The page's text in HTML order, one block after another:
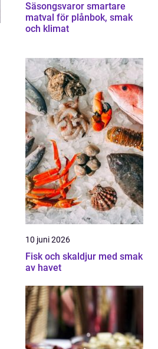
Säsongsvaror smartare
matval för plånbok, smak
och klimat
10 juni 2026
Fisk och skaldjur med smak
av havet